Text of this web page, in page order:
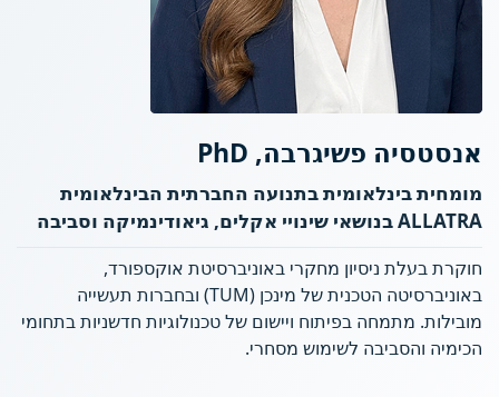
אנסטסיה פשיגרבה, PhD
מומחית בינלאומית בתנועה החברתית הבינלאומית
ALLATRA בנושאי שינויי אקלים, גיאודינמיקה וסביבה
חוקרת בעלת ניסיון מחקרי באוניברסיטת אוקספורד,
באוניברסיטה הטכנית של מינכן (TUM) ובחברות תעשייה
מובילות. מתמחה בפיתוח ויישום של טכנולוגיות חדשניות בתחומי
הכימיה והסביבה לשימוש מסחרי.